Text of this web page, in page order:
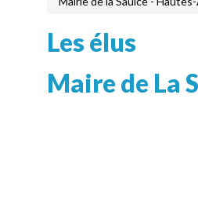
Les élus
Maire de La